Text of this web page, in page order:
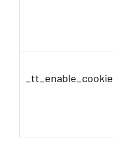
_tt_enable_cookie